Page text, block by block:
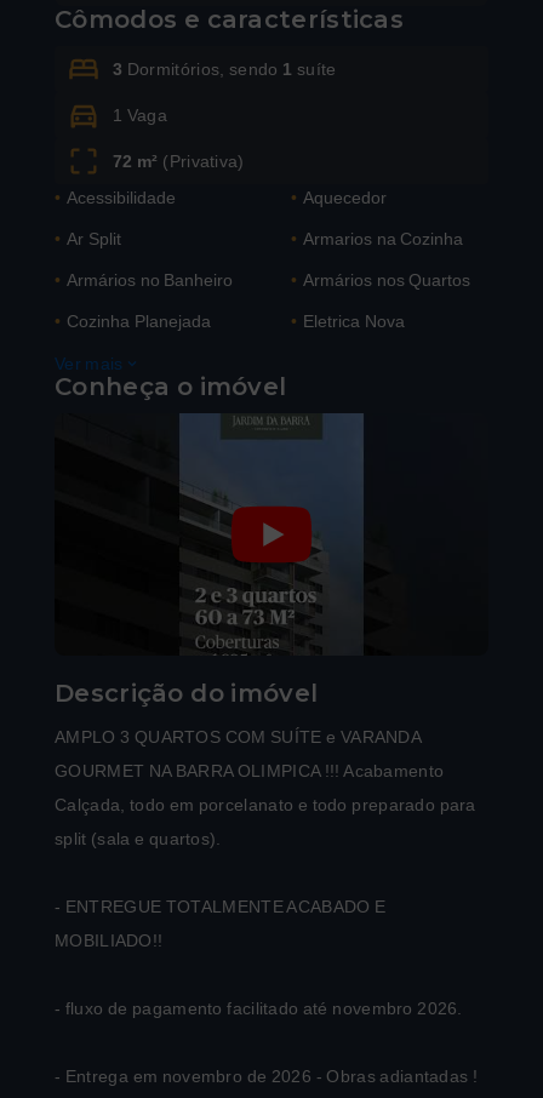
Cômodos e características
3 Dormitórios, sendo 1 suíte
1 Vaga
72 m² (Privativa)
• Acessibilidade • Aquecedor
• Ar Split • Armarios na Cozinha
• Armários no Banheiro • Armários nos Quartos
• Cozinha Planejada • Eletrica Nova
Ver mais
Conheça o imóvel
Descrição do imóvel
AMPLO 3 QUARTOS COM SUÍTE e VARANDA
GOURMET NA BARRA OLIMPICA !!! Acabamento
Calçada, todo em porcelanato e todo preparado para
split (sala e quartos).
- ENTREGUE TOTALMENTE ACABADO E
MOBILIADO!!
- fluxo de pagamento facilitado até novembro 2026.
- Entrega em novembro de 2026 - Obras adiantadas !